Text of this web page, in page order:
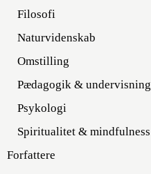
Filosofi
Naturvidenskab
Omstilling
Pædagogik & undervisning
Psykologi
Spiritualitet & mindfulness
Forfattere